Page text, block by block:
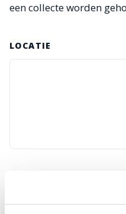
een collecte worden
LOCATIE